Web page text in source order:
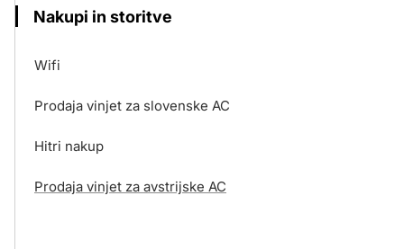
Nakupi in storitve
Wifi
Prodaja vinjet za slovenske AC
Hitri nakup
Prodaja vinjet za avstrijske AC